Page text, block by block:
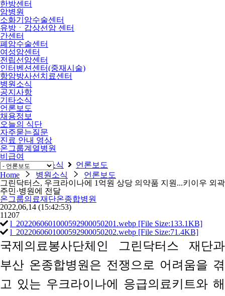
한방센터
암병원
소화기암수술센터
유방ㆍ갑상선암 센터
간센터
폐암수술센터
여성암센터
전립선암센터
인터벤션센터(중재시술)
항암방사선치료센터
병원소식
공지사항
기타소식
언론보도
채용정보
오늘의 식단
자주묻는질문
진료 안내 영상
온그룹계열병원
비급여
Home
병원소식
언론보도
Home
병원소식
언론보도
그린닥터스, 우크라이나에 1억원 상당 의약품 지원...키이우 외곽
주민·병원에 전달
온그룹의료재단온종합병원
2022,06,14 (15:42:53)
11207
l_2022060601000592900050201.webp [File Size:133.1KB]
l_2022060601000592900050202.webp [File Size:71.4KB]
국제의료봉사단체인 그린닥터스 재단과
부산 온종합병원은 전쟁으로 어려움을 겪
고 있는 우크라이나에 응급의료키트와 해